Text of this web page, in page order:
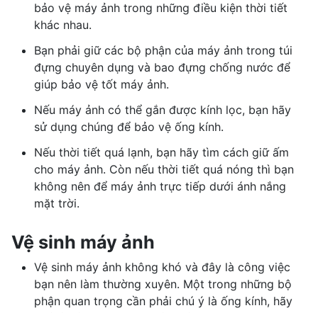
bảo vệ máy ảnh trong những điều kiện thời tiết
khác nhau.
Bạn phải giữ các bộ phận của máy ảnh trong túi
đựng chuyên dụng và bao đựng chống nước để
giúp bảo vệ tốt máy ảnh.
Nếu máy ảnh có thể gắn được kính lọc, bạn hãy
sử dụng chúng để bảo vệ ống kính.
Nếu thời tiết quá lạnh, bạn hãy tìm cách giữ ấm
cho máy ảnh. Còn nếu thời tiết quá nóng thì bạn
không nên để máy ảnh trực tiếp dưới ánh nắng
mặt trời.
Vệ sinh máy ảnh
Vệ sinh máy ảnh không khó và đây là công việc
bạn nên làm thường xuyên. Một trong những bộ
phận quan trọng cần phải chú ý là ống kính, hãy